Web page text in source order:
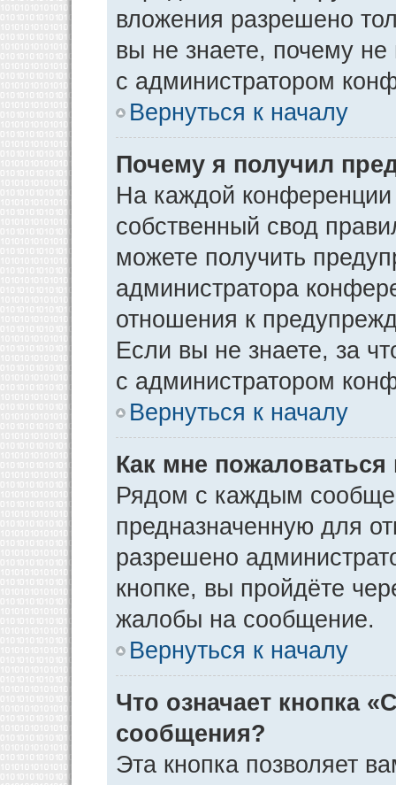
вложения разрешено
вы не знаете, почему
с администратором
Вернуться к началу
Почему я получил
На каждой конференции
собственный свод
можете получить
администратора
отношения к
Если вы не знаете, за
с администратором
Вернуться к началу
Как мне
Рядом с каждым
предназначенную для
разрешено
кнопке, вы пройдёте
жалобы на сообщение.
Вернуться к началу
Что означает кнопка
сообщения?
Эта кнопка позволяет